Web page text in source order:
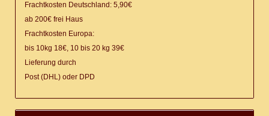
Frachtkosten Deutschland: 5,90€
ab 200€ frei Haus
Frachtkosten Europa:
bis 10kg 18€, 10 bis 20 kg 39€
Lieferung durch
Post (DHL) oder DPD